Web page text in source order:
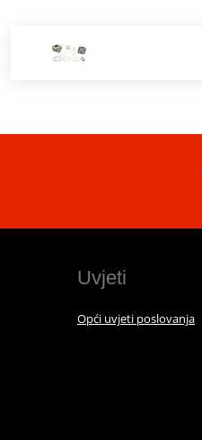
Uvjeti
Opći uvjeti poslovanja